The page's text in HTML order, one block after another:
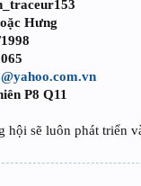
Hưng
P8 Q11
hội sẽ luôn phát triển